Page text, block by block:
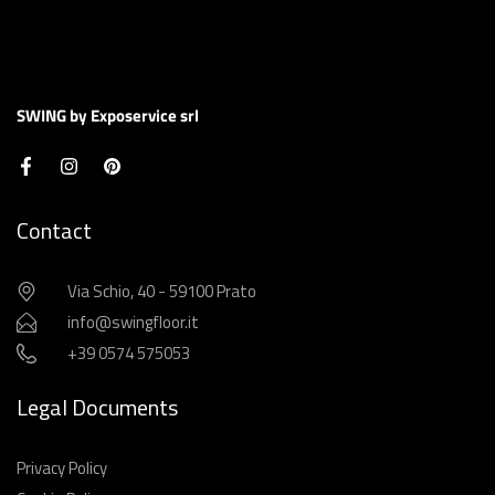
SWING by Exposervice srl
Contact
Via Schio, 40 - 59100 Prato
info@swingfloor.it
+39 0574 575053
Legal Documents
Privacy Policy